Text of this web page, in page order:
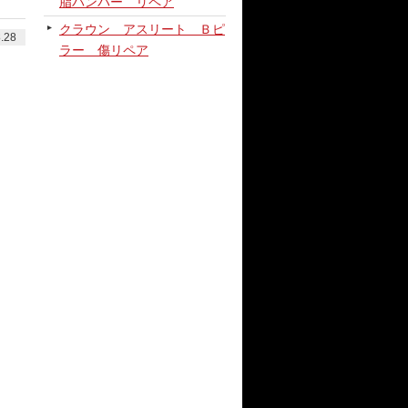
クラウン アスリート Ｂピ
ラー 傷リペア